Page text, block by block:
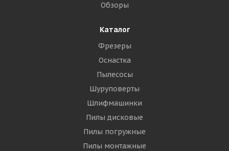
Обзоры
Каталог
Фрезеры
Оснастка
Пылесосы
Шуруповерты
Шлифмашинки
Пилы дисковые
Пилы погружные
Пилы монтажные